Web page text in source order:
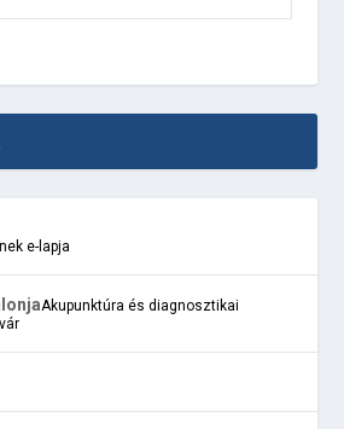
e-lapja
Akupunktúra és diagnosztikai